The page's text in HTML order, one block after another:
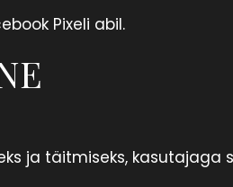
Pixeli abil.
ja täitmiseks, kasutajaga